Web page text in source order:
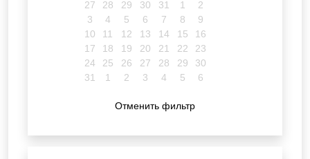
27 28 29 30 31 1
2
3
4 5 6 7 8
9
10
11 12 13 14 15
16
17
18 19 20 21 22
23
24
25 26 27 28 29
30
31
1 2 3 4 5 6
Отменить фильтр